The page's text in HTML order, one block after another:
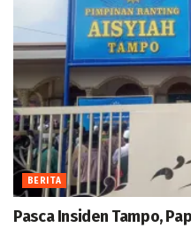
BERITA
Pasca Insiden Tampo,